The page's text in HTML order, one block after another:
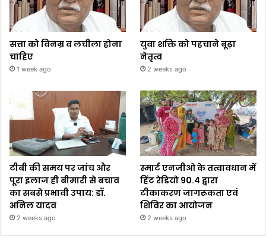
सत्ता को विनम्र व लचीला होना
चाहिए
1 week ago
युवा शक्ति को पहचाने बूढ़ा
नेतृत्व
2 weeks ago
टीबी की समय पर जांच और
पूरा इलाज ही बीमारी से बचाव
का सबसे प्रभावी उपाय: डॉ.
अनिल यादव
2 weeks ago
स्मार्ट एनजीओ के तत्वावधान में
हिंट रेडियो 90.4 द्वारा
टीकाकरण जागरूकता एवं
शिविर का आयोजन
2 weeks ago